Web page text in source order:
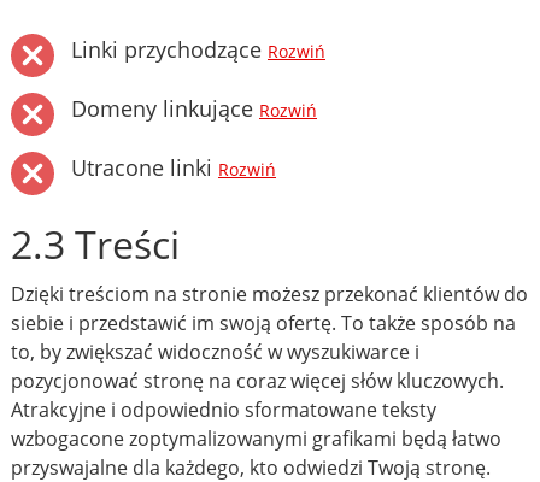
Linki przychodzące Rozwiń
Domeny linkujące Rozwiń
Utracone linki Rozwiń
2.3 Treści
Dzięki treściom na stronie możesz przekonać klientów do
siebie i przedstawić im swoją ofertę. To także sposób na
to, by zwiększać widoczność w wyszukiwarce i
pozycjonować stronę na coraz więcej słów kluczowych.
Atrakcyjne i odpowiednio sformatowane teksty
wzbogacone zoptymalizowanymi grafikami będą łatwo
przyswajalne dla każdego, kto odwiedzi Twoją stronę.